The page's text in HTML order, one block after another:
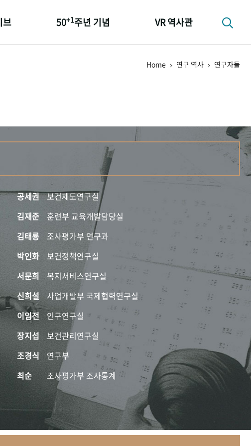
브 50+1주년 기념 VR 역사관
Home 연구 역사 연구자들
공세권
보건제도연구실
김재준
훈련부 교육개발담당실
김태룡
조사평가부 연구과
박인화
보건정책연구실
서문희
복지서비스연구실
신희설
사업개발부 국제협력연구실
이임전
인구연구실
장지섭
보건관리연구실
조경식
연구부
최순
조사평가부 조사통계